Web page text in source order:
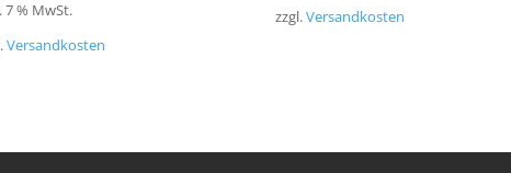
7 % MwSt.
Versandkosten
zzgl.Versandkosten